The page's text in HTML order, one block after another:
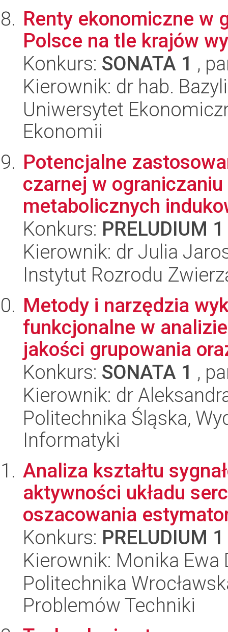
Renty ekonomiczne w
Polsce na tle krajów
Konkurs: SONATA 1 ,
Kierownik: dr hab.
Uniwersytet
Ekonomii
Potencjalne
czarnej w
metabolicznych
Konkurs: PRELUDIUM 1
Kierownik: dr Julia
Instytut Rozrodu
Metody i narzędzia
funkcjonalne w
jakości grupowania
Konkurs: SONATA 1 ,
Kierownik: dr
Politechnika Śląska,
Informatyki
Analiza kształtu
aktywności układu
oszacowania
Konkurs: PRELUDIUM 1
Kierownik: Monika Ewa
Politechnika
Problemów Techniki